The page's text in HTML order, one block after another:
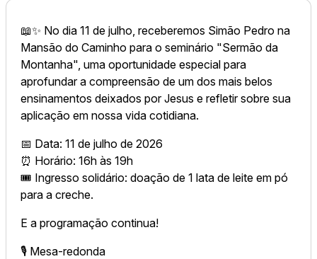
📖✨ No dia 11 de julho, receberemos Simão Pedro na
Mansão do Caminho para o seminário "Sermão da
Montanha", uma oportunidade especial para
aprofundar a compreensão de um dos mais belos
ensinamentos deixados por Jesus e refletir sobre sua
aplicação em nossa vida cotidiana.
📅 Data: 11 de julho de 2026
⏰ Horário: 16h às 19h
🎟️ Ingresso solidário: doação de 1 lata de leite em pó
para a creche.
E a programação continua!
🎙️ Mesa-redonda